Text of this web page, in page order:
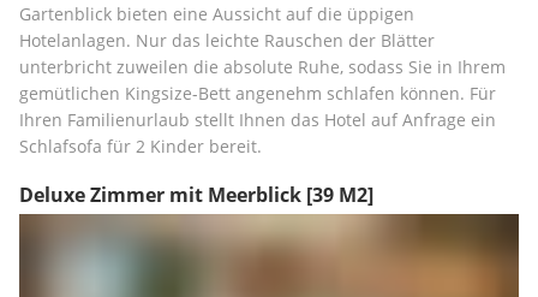
Gartenblick bieten eine Aussicht auf die üppigen
Hotelanlagen. Nur das leichte Rauschen der Blätter
unterbricht zuweilen die absolute Ruhe, sodass Sie in Ihrem
gemütlichen Kingsize-Bett angenehm schlafen können. Für
Ihren Familienurlaub stellt Ihnen das Hotel auf Anfrage ein
Schlafsofa für 2 Kinder bereit.
Deluxe Zimmer mit Meerblick [39 M2]